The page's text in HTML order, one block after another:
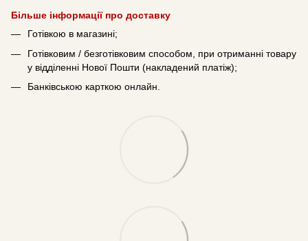
Більше інформації про доставку
Готівкою в магазині;
Готівковим / безготівковим способом, при отриманні товару
у відділенні Нової Пошти (накладений платіж);
Банківською карткою онлайн.